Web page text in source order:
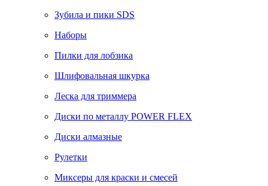
Зубила и пики SDS
Наборы
Пилки для лобзика
Шлифовальная шкурка
Леска для триммера
Диски по металлу POWER FLEX
Диски алмазные
Рулетки
Миксеры для краски и смесей